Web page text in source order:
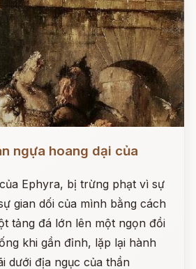
ngựa hoang dại của
Ephyra, bị trừng phạt vì sự
gian dối của mình bằng cách
tảng đá lớn lên một ngọn đồi
khi gần đỉnh, lặp lại hành
dưới địa ngục của thần